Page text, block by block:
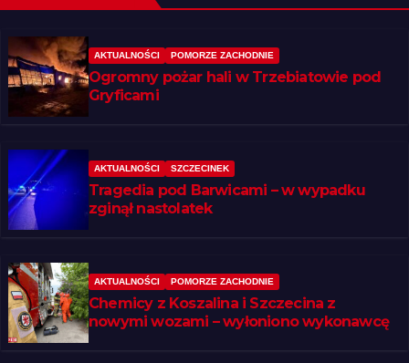
AKTUALNOŚCI POMORZE ZACHODNIE
Ogromny pożar hali w Trzebiatowie pod
Gryficami
AKTUALNOŚCI SZCZECINEK
Tragedia pod Barwicami – w wypadku
zginął nastolatek
AKTUALNOŚCI POMORZE ZACHODNIE
Chemicy z Koszalina i Szczecina z
nowymi wozami – wyłoniono wykonawcę